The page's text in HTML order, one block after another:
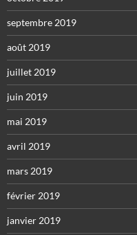
septembre 2019
août 2019
juillet 2019
juin 2019
mai 2019
avril 2019
mars 2019
février 2019
janvier 2019